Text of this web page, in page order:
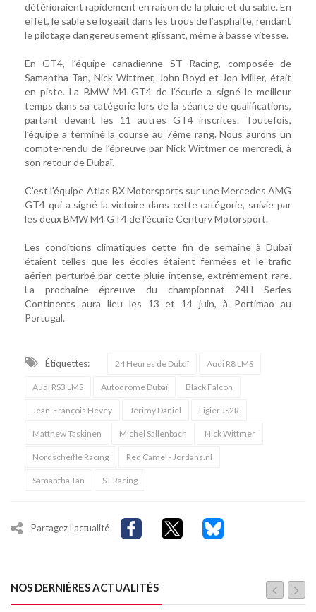
détérioraient rapidement en raison de la pluie et du sable. En
effet, le sable se logeait dans les trous de l’asphalte, rendant
le pilotage dangereusement glissant, même à basse vitesse.
En GT4, l’équipe canadienne ST Racing, composée de
Samantha Tan, Nick Wittmer, John Boyd et Jon Miller, était
en piste. La BMW M4 GT4 de l’écurie a signé le meilleur
temps dans sa catégorie lors de la séance de qualifications,
partant devant les 11 autres GT4 inscrites. Toutefois,
l’équipe a terminé la course au 7ème rang. Nous aurons un
compte-rendu de l’épreuve par Nick Wittmer ce mercredi, à
son retour de Dubaï.
C’est l'équipe Atlas BX Motorsports sur une Mercedes AMG
GT4 qui a signé la victoire dans cette catégorie, suivie par
les deux BMW M4 GT4 de l’écurie Century Motorsport.
Les conditions climatiques cette fin de semaine à Dubaï
étaient telles que les écoles étaient fermées et le trafic
aérien perturbé par cette pluie intense, extrêmement rare.
La prochaine épreuve du championnat 24H Series
Continents aura lieu les 13 et 14 juin, à Portimao au
Portugal.
Étiquettes: 24 Heures de Dubaï Audi R8 LMS
Audi RS3 LMS Autodrome Dubaï Black Falcon
Jean-François Hevey Jérimy Daniel Ligier JS2R
Matthew Taskinen Michel Sallenbach Nick Wittmer
Nordscheifle Racing Red Camel - Jordans.nl
Samantha Tan ST Racing
Partagez l'actualité
NOS DERNIÈRES ACTUALITÉS